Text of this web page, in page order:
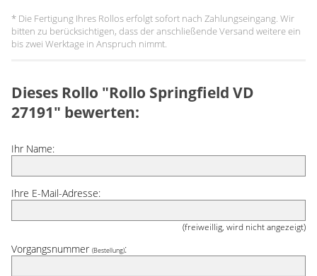
* Die Fertigung Ihres Rollos erfolgt sofort nach Zahlungseingang. Wir
bitten zu berücksichtigen, dass der anschließende Versand weitere ein
bis zwei Werktage in Anspruch nimmt.
Dieses Rollo "Rollo Springfield VD
27191" bewerten:
Ihr Name:
Ihre E-Mail-Adresse:
(freiweillig, wird nicht angezeigt)
Vorgangsnummer (Bestellung):